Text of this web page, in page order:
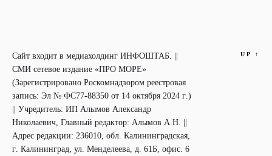
Сайт входит в медиахолдинг ИНФОШТАБ. ||
СМИ сетевое издание «ПРО МОРЕ»
(Зарегистрировано Роскомнадзором реестровая
запись: Эл № ФС77-88350 от 14 октября 2024 г.)
|| Учредитель: ИП Алымов Александр
Николаевич, Главный редактор: Алымов А.Н. ||
Адрес редакции: 236010, обл. Калининградская,
г. Калининград, ул. Менделеева, д. 61Б, офис. 6
UP ↑